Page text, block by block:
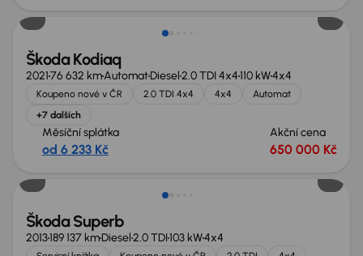
Škoda Kodiaq
202176 632 kmAutomatDiesel2.0 TDI 4x4110 kW4x4
Koupeno nové v ČR 2.0 TDI 4x4 4x4
Automat
+7 dalších
Měsíční splátka
od 6 233 Kč
Akční cena
650 000 Kč
Zlevněno o 30 000 Kč
Škoda Superb
2013189 137 kmDiesel2.0 TDI103 kW4x4